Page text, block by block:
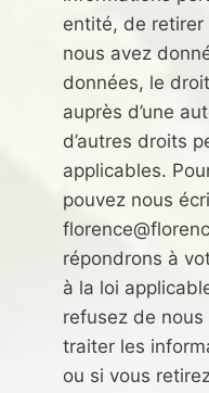
entité, de
nous avez
données, le
auprès d’une
d’autres droits
applicables.
pouvez nous
répondrons à
à la loi
refusez de
traiter les
ou si vous